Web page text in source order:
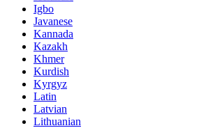
Igbo
Javanese
Kannada
Kazakh
Khmer
Kurdish
Kyrgyz
Latin
Latvian
Lithuanian